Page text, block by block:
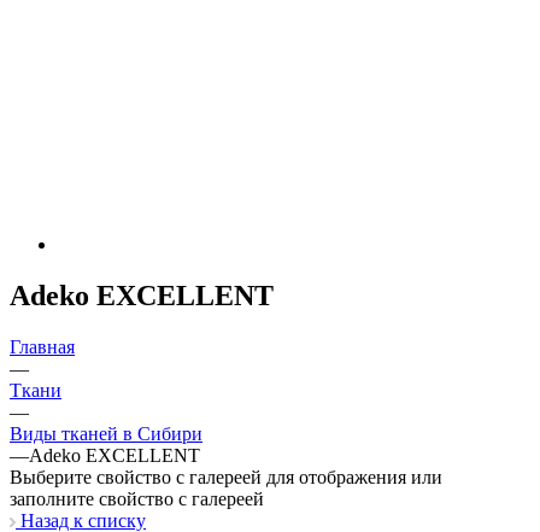
Adeko EXCELLENT
Главная
—
Ткани
—
Виды тканей в Сибири
—Adeko EXCELLENT
Выберите свойство с галереей для отображения или
заполните свойство с галереей
Назад к списку